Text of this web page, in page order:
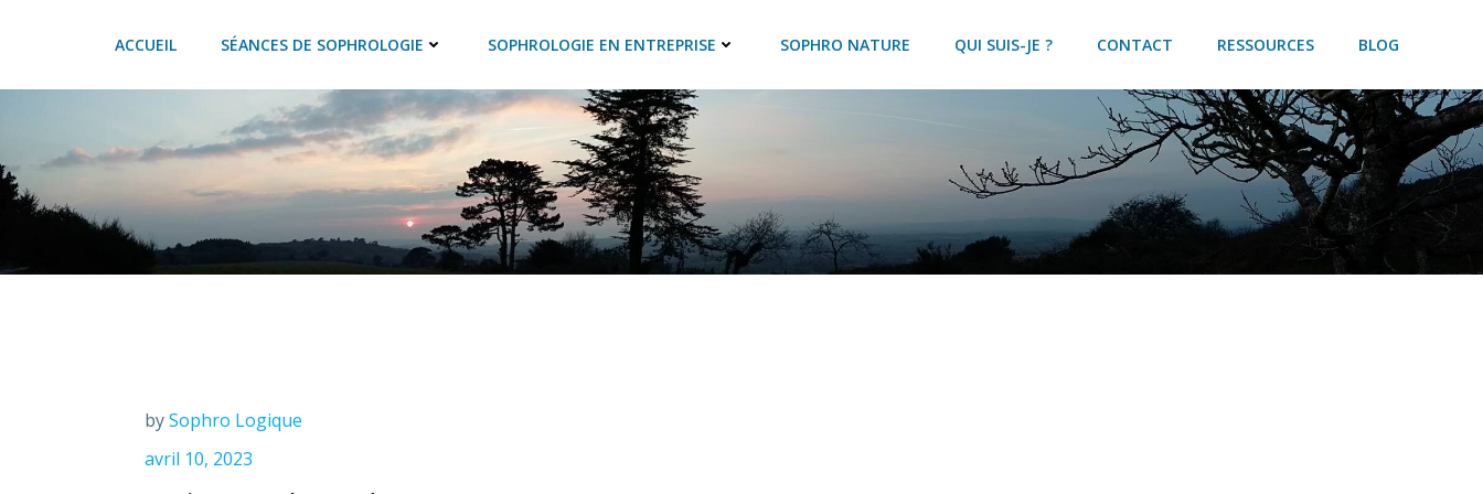
ACCUEIL SÉANCES DE SOPHROLOGIE SOPHROLOGIE EN ENTREPRISE SOPHRO NATURE QUI SUIS-JE ? CONTACT RESSOURCES BLOG
bySophro Logique
avril 10, 2023